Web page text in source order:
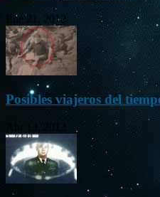
Ene 21, 2012
Posibles viajeros del